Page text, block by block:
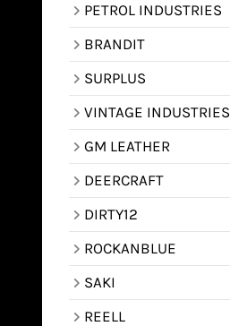
PETROL INDUSTRIES
BRANDIT
SURPLUS
VINTAGE INDUSTRIES
GM LEATHER
DEERCRAFT
DIRTY12
ROCKANBLUE
SAKI
REELL